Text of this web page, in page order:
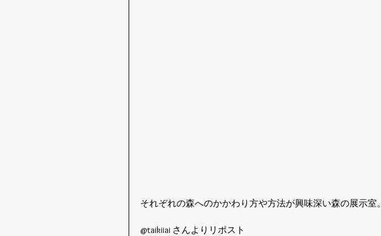
それぞれの森へのかかわり方や方法が興味深い森の展示室。
@taikiiai さんよりリポスト